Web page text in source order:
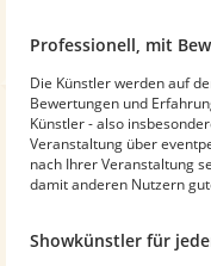
Professionell, mit
Die Künstler werden auf
Bewertungen und
Künstler - also
Veranstaltung über
nach Ihrer Veranstaltung
damit anderen Nutzern
Showkünstler für